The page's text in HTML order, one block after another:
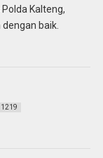
Kalteng,
baik.
1219